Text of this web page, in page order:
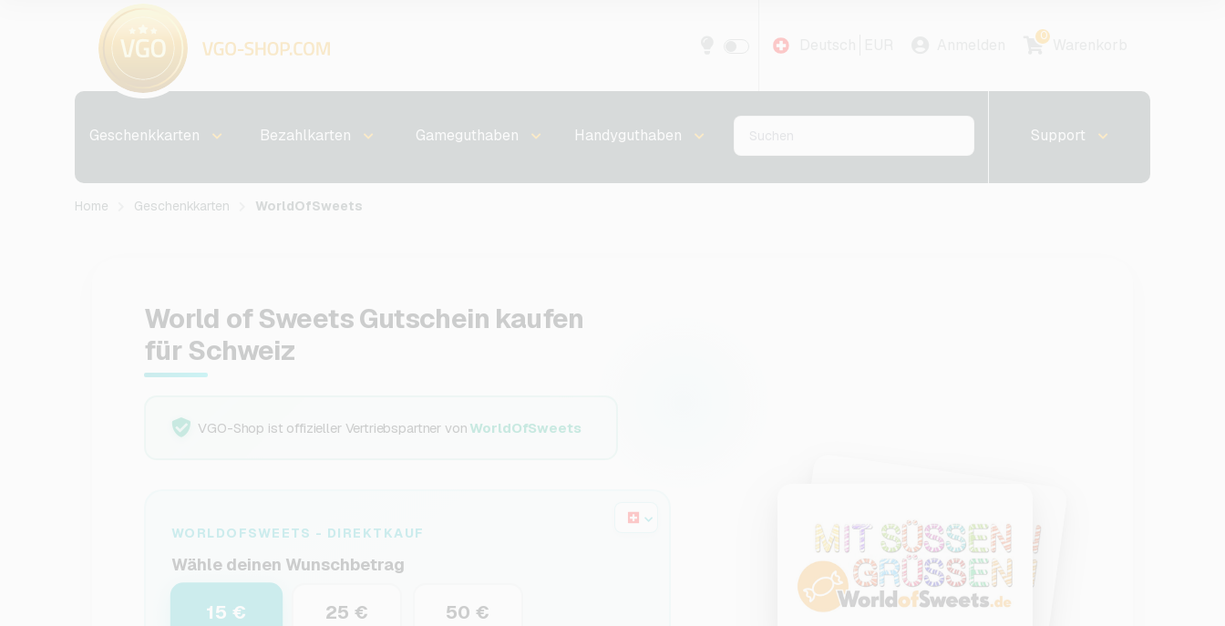
0
Geschenkkarten Bezahlkarten Gameguthaben Handyguthaben Support
Home Geschenkkarten WorldOfSweets
World of Sweets Gutschein kaufen
für Schweiz
VGO-Shop ist offizieller Vertriebspartner von WorldOfSweets
WORLDOFSWEETS - DIREKTKAUF
Wähle deinen Wunschbetrag
15 € 25 € 50 €